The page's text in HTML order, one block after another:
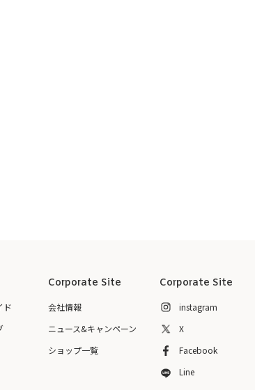
ド
Corporate Site
会社情報
ニュース&キャンペーン
ショップ一覧
Corporate Site
instagram
X
Facebook
Line